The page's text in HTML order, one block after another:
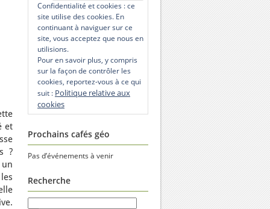
et
?
Confidentialité et cookies : ce
site utilise des cookies. En
continuant à naviguer sur ce
site, vous acceptez que nous en
utilisions.
Pour en savoir plus, y compris
sur la façon de contrôler les
cookies, reportez-vous à ce qui
suit : Politique relative aux
cookies
Prochains cafés géo
Pas d’événements à venir
Recherche